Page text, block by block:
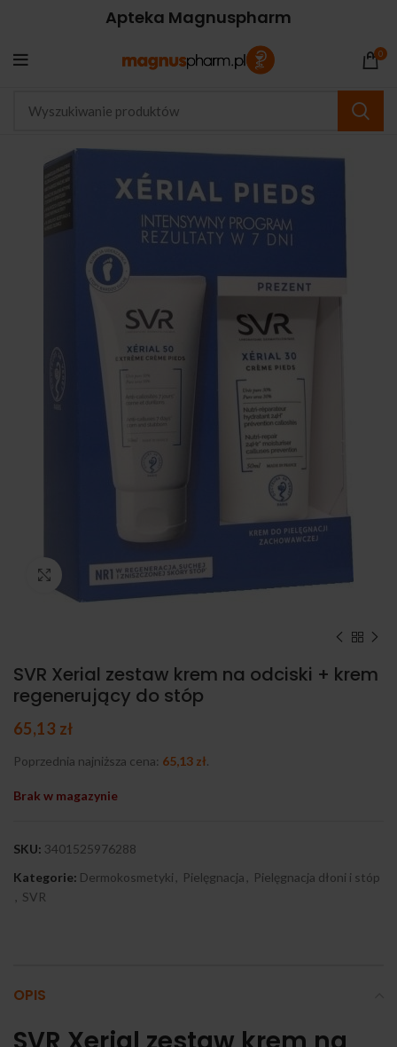
Apteka Magnuspharm
0
Kliknij, aby powiększyć
SVR Xerial zestaw krem na odciski + krem
regenerujący do stóp
65,13 zł
Poprzednia najniższa cena: 65,13 zł.
Brak w magazynie
SKU: 3401525976288
Kategorie: Dermokosmetyki Pielęgnacja
Pielęgnacja dłoni i stóp
SVR
OPIS